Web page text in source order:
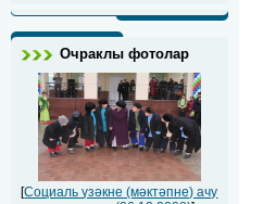
Очраклы фотолар
[Социаль үзәкне (мәктәпне) ачу